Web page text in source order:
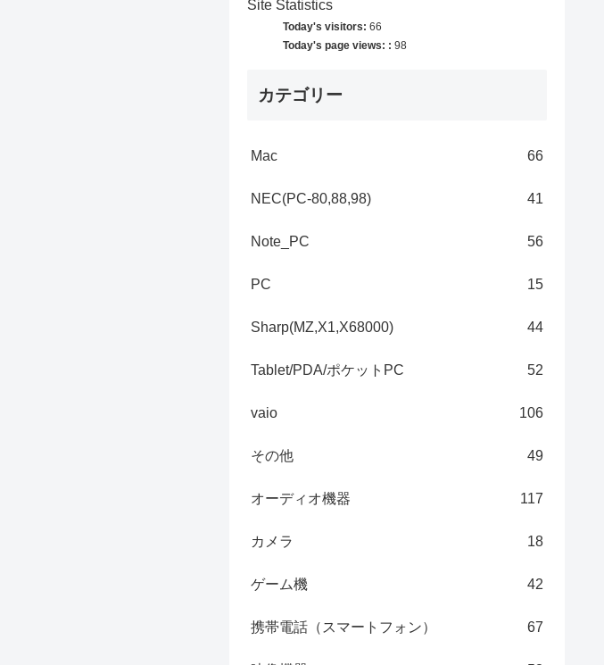
Site Statistics
Today's visitors: 66
Today's page views: : 98
カテゴリー
Mac 66
NEC(PC-80,88,98) 41
Note_PC 56
PC 15
Sharp(MZ,X1,X68000) 44
Tablet/PDA/ポケットPC 52
vaio 106
その他 49
オーディオ機器 117
カメラ 18
ゲーム機 42
携帯電話（スマートフォン） 67